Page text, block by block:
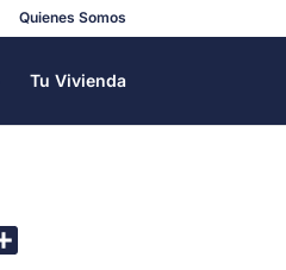
Quienes Somos
Tu Vivienda